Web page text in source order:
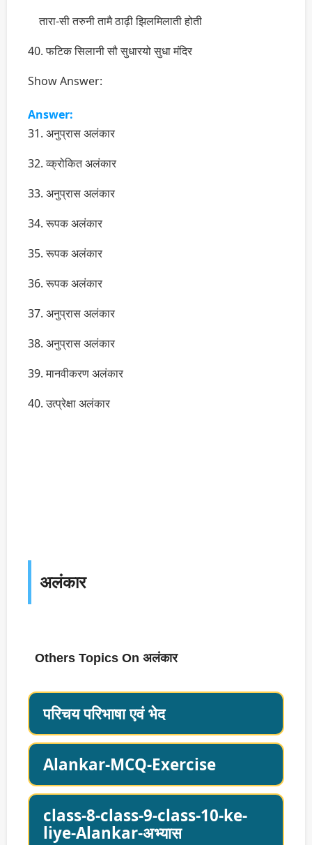
तारा-सी तरुनी तामै ठाढ़ी झिलमिलाती होती
40. फटिक सिलानी सौ सुधारयो सुधा मंदिर
Show Answer:
Answer:
31. अनुप्रास अलंकार
32. व्क्रोकित अलंकार
33. अनुप्रास अलंकार
34. रूपक अलंकार
35. रूपक अलंकार
36. रूपक अलंकार
37. अनुप्रास अलंकार
38. अनुप्रास अलंकार
39. मानवीकरण अलंकार
40. उत्प्रेक्षा अलंकार
अलंकार
Others Topics On अलंकार
परिचय परिभाषा एवं भेद
Alankar-MCQ-Exercise
class-8-class-9-class-10-ke-
liye-Alankar-अभ्यास